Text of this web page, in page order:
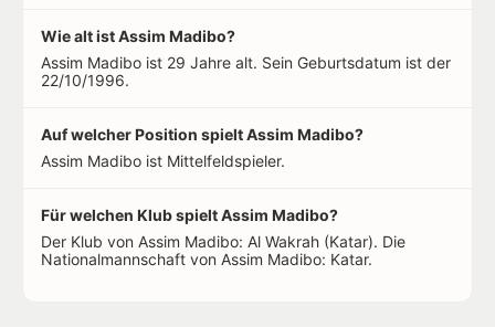
Wie alt ist Assim Madibo?
Assim Madibo ist 29 Jahre alt. Sein Geburtsdatum ist der
22/10/1996.
Auf welcher Position spielt Assim Madibo?
Assim Madibo ist Mittelfeldspieler.
Für welchen Klub spielt Assim Madibo?
Der Klub von Assim Madibo: Al Wakrah (Katar). Die
Nationalmannschaft von Assim Madibo: Katar.